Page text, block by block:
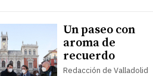
Un paseo con
aroma de
recuerdo
Redacción de Valladolid